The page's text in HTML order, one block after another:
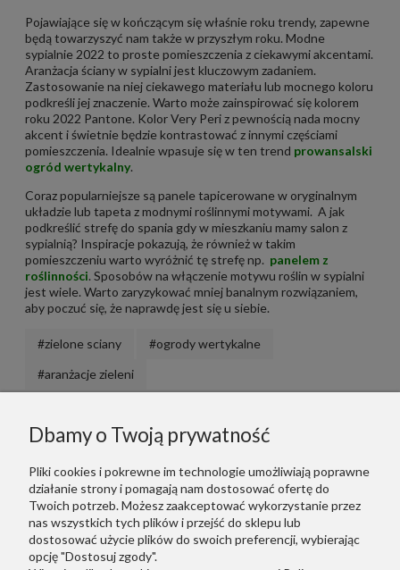
Pojawiające się w kończącym się właśnie roku trendy, zapewne
będą towarzyszyć nam także w przyszłym roku. Modne
sypialnie 2022 to proste pomieszczenia z ciekawymi akcentami.
Aranżacja ściany w sypialni jest kluczowym zadaniem.
Zastosowanie na niej ciekawego materiału lub mocnego koloru
podkreśli jej znaczenie. Warto może zainspirować się kolorem
roku 2022 Pantone. Kolor Very Peri z pewnością nada mocny
akcent i świetnie będzie kontrastować z innymi częściami
pomieszczenia. Idealnie wpasuje się w ten trend prowansalski
ogród wertykalny.
Coraz popularniejsze są panele tapicerowane w oryginalnym
układzie lub tapeta z modnymi roślinnymi motywami. A jak
podkreślić strefę do spania gdy w mieszkaniu mamy salon z
sypialnią? Inspiracje pokazują, że również w takim
pomieszczeniu warto wyróżnić tę strefę np. panelem z
roślinności. Sposobów na włączenie motywu roślin w sypialni
jest wiele. Warto zaryzykować mniej banalnym rozwiązaniem,
aby poczuć się, że naprawdę jest się u siebie.
#zielone sciany
#ogrody wertykalne
#aranżacje zieleni
Warunki Zakupów
Dodatkowe Linki
Dbamy o Twoją prywatność
Pliki cookies i pokrewne im technologie umożliwiają poprawne
działanie strony i pomagają nam dostosować ofertę do
Twoich potrzeb. Możesz zaakceptować wykorzystanie przez
nas wszystkich tych plików i przejść do sklepu lub
dostosować użycie plików do swoich preferencji, wybierając
opcję "Dostosuj zgody".